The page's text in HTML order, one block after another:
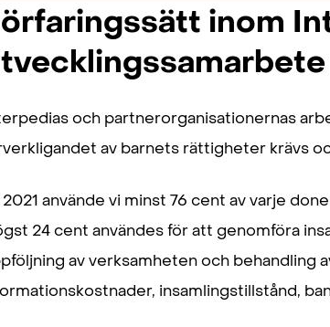
inom
och partnerorganisationernas
av barnets rättigheter krävs
använde vi minst 76 cent av varje
24 cent användes för att genomföra
av verksamheten och behandling
insamlingstillstånd,